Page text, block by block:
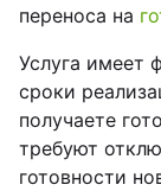
переноса на
Услуга имеет
сроки
получаете
требуют
готовности